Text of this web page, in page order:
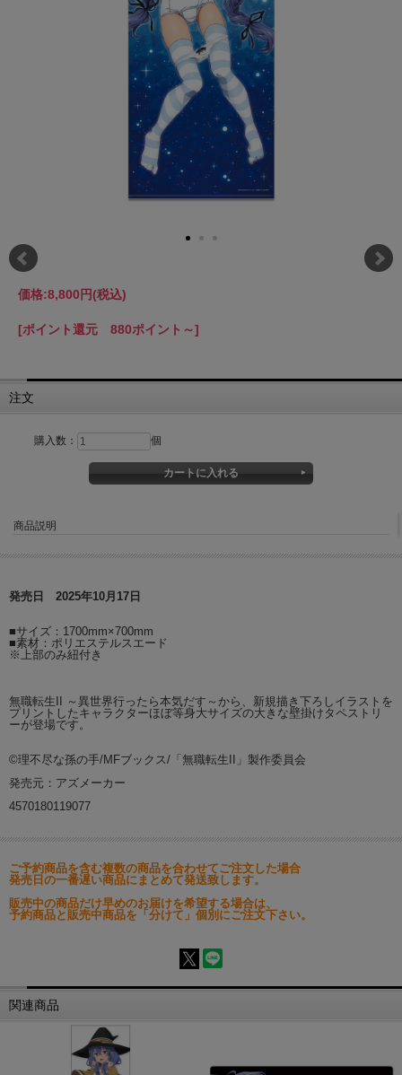
価格:8,800円(税込)
[ポイント還元 880ポイント～]
注文
購入数： 個
商品説明
発売日 2025年10月17日
■サイズ：1700mm×700mm
■素材：ポリエステルスエード
※上部のみ紐付き
無職転生II ～異世界行ったら本気だす～から、新規描き下ろしイラストを
プリントしたキャラクターほぼ等身大サイズの大きな壁掛けタペストリ
ーが登場です。
©理不尽な孫の手/MFブックス/「無職転生II」製作委員会
発売元：アズメーカー
4570180119077
ご予約商品を含む複数の商品を合わせてご注文した場合
発売日の一番遅い商品にまとめて発送致します。
販売中の商品だけ早めのお届けを希望する場合は、
予約商品と販売中商品を「分けて」個別にご注文下さい。
関連商品